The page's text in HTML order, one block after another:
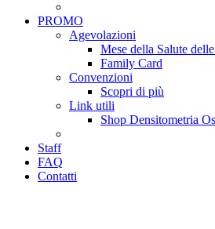
PROMO
Agevolazioni
Mese della Salute
Family Card
Convenzioni
Scopri di più
Link utili
Shop Densitometria
Staff
FAQ
Contatti